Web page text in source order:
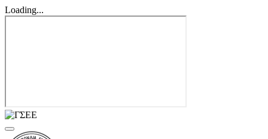
Loading...